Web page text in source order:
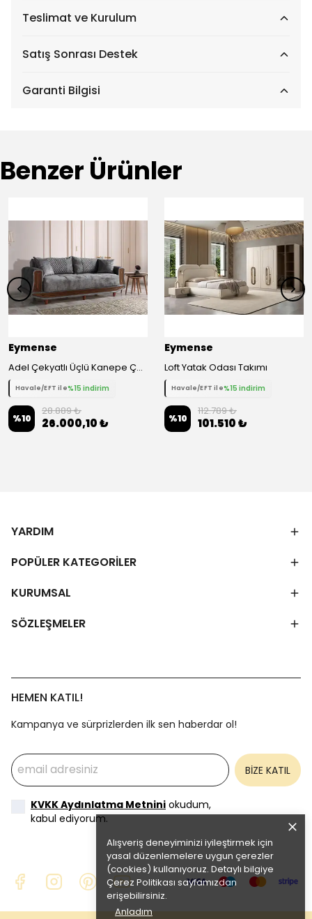
Alışveriş deneyiminizi iyileştirmek için
yasal düzenlemelere uygun çerezler
(cookies) kullanıyoruz. Detaylı bilgiye
Çerez Politikası sayfamızdan
erişebilirsiniz.
Anladım
Teslimat ve Kurulum
Satış Sonrası Destek
Garanti Bilgisi
Benzer Ürünler
Eymense
Adel Çekyatlı Üçlü Kanepe Çekyat - Gri
Havale/EFT ile%15 indirim
%10
28.889 ₺
26.000,10 ₺
Eymense
Loft Yatak Odası Takımı
Havale/EFT ile%15 indirim
%10
112.789 ₺
101.510 ₺
YARDIM
POPÜLER KATEGORİLER
KURUMSAL
SÖZLEŞMELER
HEMEN KATIL!
Kampanya ve sürprizlerden ilk sen haberdar ol!
BİZE KATIL
KVKK Aydınlatma Metnini okudum,
kabul ediyorum.